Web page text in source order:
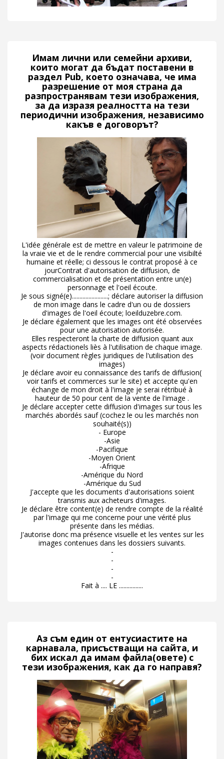
Имам лични или семейни архиви,
които могат да бъдат поставени в
раздел Pub, което означава, че има
разрешение от моя страна да
разпространявам тези изображения,
за да изразя реалността на тези
периодични изображения, независимо
какъв е договорът?
L'idée générale est de mettre en valeur le patrimoine de
la vraie vie et de le rendre commercial pour une visibilté
humaine et réelle; ci dessous le contrat proposé à ce
jourContrat d'autorisation de diffusion, de
commercialisation et de présentation entre un(e)
personnage et l'oeil écoute.
Je sous signé(e)........................; déclare autoriser la diffusion
de mon image dans le cadre d'un ou de dossiers
d'images de l'oeil écoute; loeilduzebre.com.
Je déclare également que les images ont été observées
pour une autorisation autorisée.
Elles respecteront la charte de diffusion quant aux
aspects rédactionels liès à l'utilisation de chaque image.
(voir document règles juridiques de l'utilisation des
images)
Je déclare avoir eu connaissance des tarifs de diffusion(
voir tarifs et commerces sur le site) et accepte qu'en
échange de mon droit à l'image je serai rétribué à
hauteur de 50 pour cent de la vente de l'image .
Je déclare accepter cette diffusion d'images sur tous les
marchés abordés sauf (cochez le ou les marchés non
souhaité(s))
- Europe
-Asie
-Pacifique
-Moyen Orient
-Afrique
-Amérique du Nord
-Amérique du Sud
J'accepte que les documents d'autorisations soient
transmis aux acheteurs d'images.
Je déclare être content(e) de rendre compte de la réalité
par l'image qui me concerne pour une vérité plus
présente dans les médias.
J'autorise donc ma présence visuelle et les ventes sur les
images contenues dans les dossiers suivants.
-
-
-
-
Fait à .... LE ................
Аз съм един от ентусиастите на
карнавала, присъстващи на сайта, и
бих искал да имам файла(овете) с
тези изображения, как да го направя?